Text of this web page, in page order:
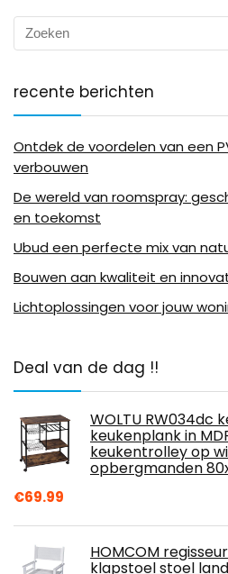
recente berichten
Ontdek de voordelen van een
verbouwen
De wereld van roomspray:
en toekomst
Ubud een perfecte mix van
Bouwen aan kwaliteit en
Lichtoplossingen voor jouw
Deal van de dag !!
WOLTU RW034dc
keukenplank in
keukentrolley op
opbergmanden
€69.99
HOMCOM
klapstoel stoel